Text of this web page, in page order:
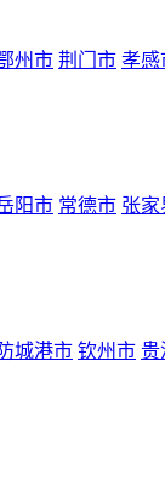
州市 荆门市 孝感
阳市 常德市 张家
防城港市 钦州市 贵